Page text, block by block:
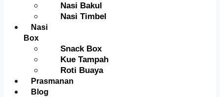
Nasi Bakul
Nasi Timbel
Nasi
Box
Snack Box
Kue Tampah
Roti Buaya
Prasmanan
Blog